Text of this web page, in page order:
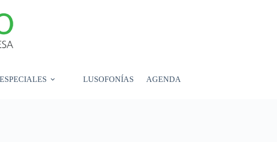
ESPECIALES LUSOFONÍAS AGENDA